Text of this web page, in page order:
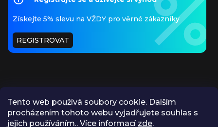
Tento web používá soubory cookie. Dalším
procházením tohoto webu vyjadřujete souhlas s
jejich používáním.. Více informací zde.
Získejte 5% slevu na VŽDY pro věrné zákazníky
REGISTROVAT
PŘIJÍMÁME ONLINE PLATBY